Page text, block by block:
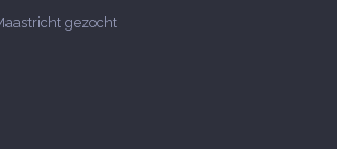
gezocht